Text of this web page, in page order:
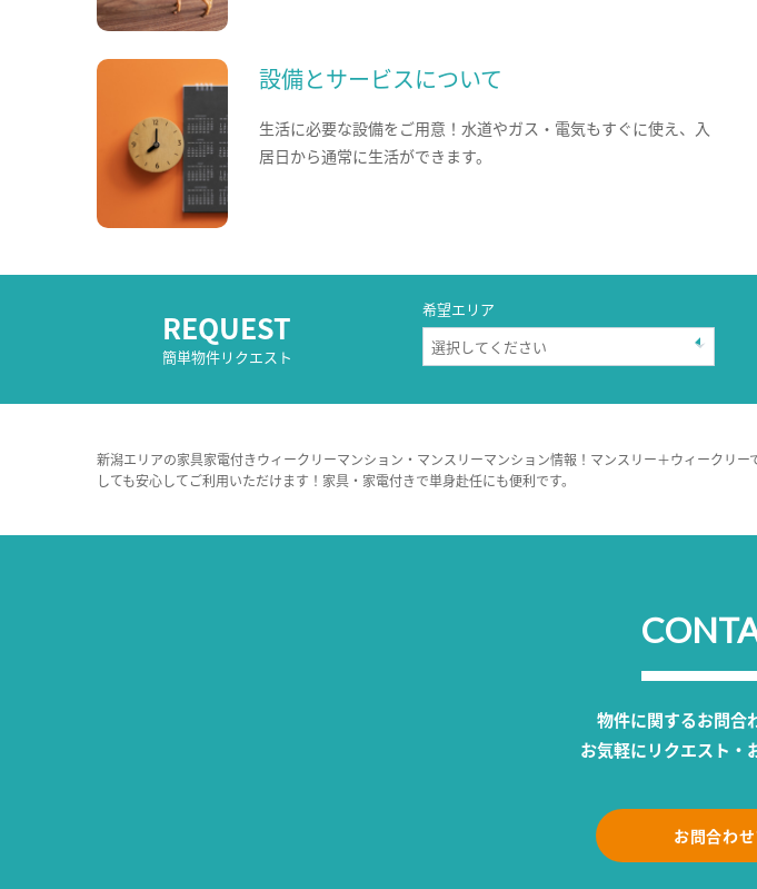
設備とサービスについて
生活に必要な設備をご用意！水道やガス・電気もすぐに使え、入
居日から通常に生活ができます。
REQUEST
簡単物件リクエスト
希望エリア
新潟エリアの家具家電付きウィークリーマンション・マンスリーマンション情報！マンスリー＋ウィークリ
しても安心してご利用いただけます！家具・家電付きで単身赴任にも便利です。
物件に関するお問合
お気軽にリクエスト・
お問合わ